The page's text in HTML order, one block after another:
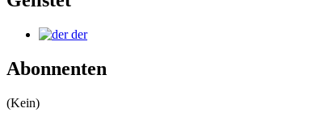
der
Abonnenten
(Kein)